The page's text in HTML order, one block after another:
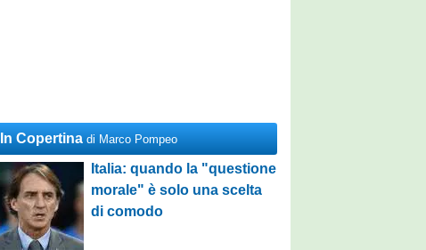
In Copertina di Marco Pompeo
Italia: quando la "questione
morale" è solo una scelta
di comodo